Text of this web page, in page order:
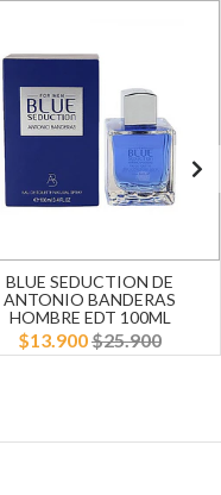
BLUE SEDUCTION DE
ANTONIO BANDERAS
HOMBRE EDT 100ML
$13.900$25.900